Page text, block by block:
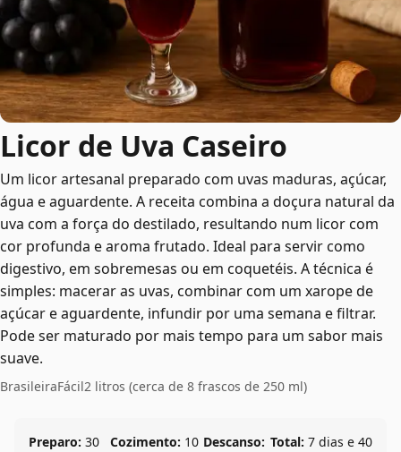
Licor de Uva Caseiro
Um licor artesanal preparado com uvas maduras, açúcar,
água e aguardente. A receita combina a doçura natural da
uva com a força do destilado, resultando num licor com
cor profunda e aroma frutado. Ideal para servir como
digestivo, em sobremesas ou em coquetéis. A técnica é
simples: macerar as uvas, combinar com um xarope de
açúcar e aguardente, infundir por uma semana e filtrar.
Pode ser maturado por mais tempo para um sabor mais
suave.
BrasileiraFácil2 litros (cerca de 8 frascos de 250 ml)
Preparo: 30
Cozimento: 10 Descanso: Total: 7 dias e 40